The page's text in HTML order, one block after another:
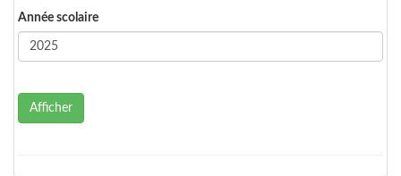
Année scolaire
Afficher